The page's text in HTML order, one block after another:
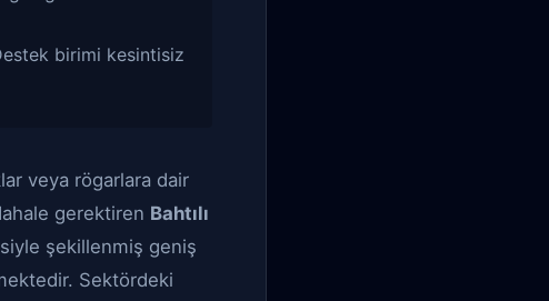
birimi kesintisiz
veya rögarlara dair
gerektiren Bahtılı
şekillenmiş geniş
Sektördeki